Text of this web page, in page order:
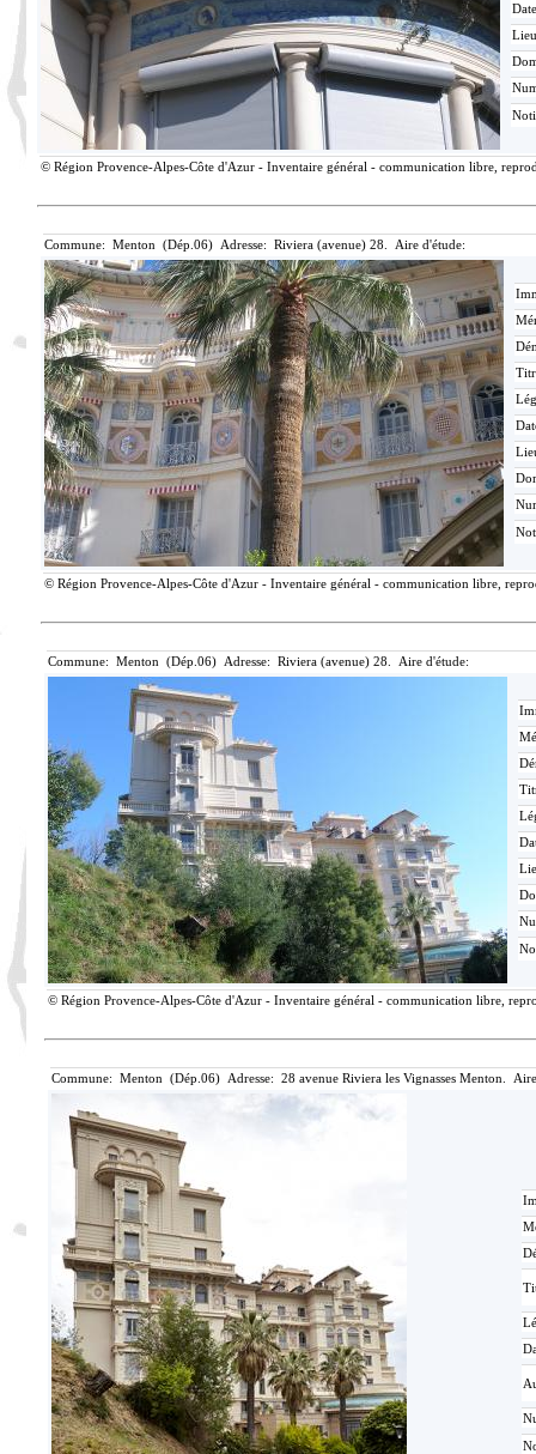
© Région Provence-Alpes-Côte d'Azur - Inventaire général - communication libre,
Commune: Menton (Dép.06) Adresse: Riviera (avenue) 28. Aire d'étude:
© Région Provence-Alpes-Côte d'Azur - Inventaire général - communication libre,
Commune: Menton (Dép.06) Adresse: Riviera (avenue) 28. Aire d'étude:
© Région Provence-Alpes-Côte d'Azur - Inventaire général - communication libre,
Commune: Menton (Dép.06) Adresse: 28 avenue Riviera les Vignasses Menton.